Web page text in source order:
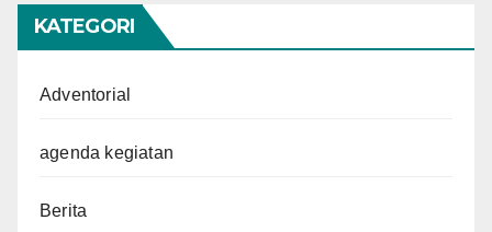
KATEGORI
Adventorial
agenda kegiatan
Berita